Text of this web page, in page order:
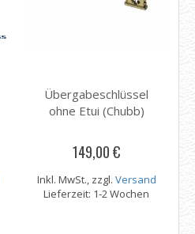
Übergabeschlüssel
ohne Etui (Chubb)
149,00 €
Inkl. MwSt., zzgl. Versand
Lieferzeit: 1-2 Wochen